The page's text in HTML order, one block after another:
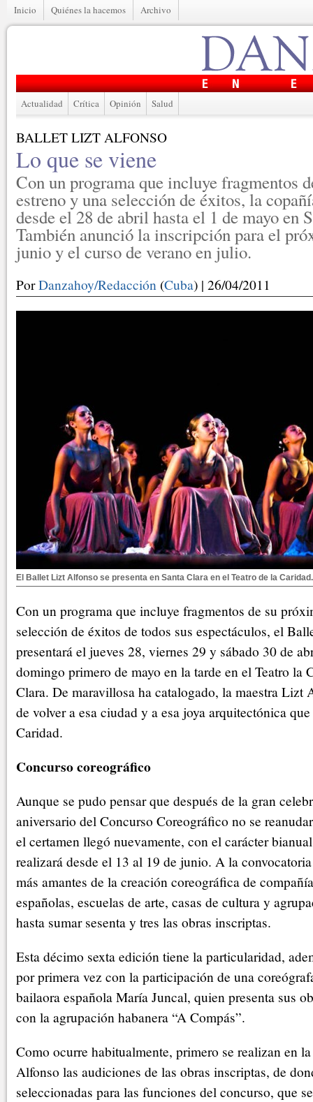
Inicio Quiénes la hacemos Archivo
Actualidad Crítica Opinión Salud
BALLET LIZT ALFONSO
Lo que se viene
Con un programa que incluye fragmentos
estreno y una selección de éxitos, la
desde el 28 de abril hasta el 1 de mayo en
También anunció la inscripción para el
junio y el curso de verano en julio.
PorDanzahoy/Redacción (Cuba) | 26/04/2011
El Ballet Lizt Alfonso se presenta en Santa Clara en el Teatro de la
Con un programa que incluye fragmentos de su
selección de éxitos de todos sus espectáculos, el
presentará el jueves 28, viernes 29 y sábado 30 de
domingo primero de mayo en la tarde en el Teatro la
Clara. De maravillosa ha catalogado, la maestra Lizt
de volver a esa ciudad y a esa joya arquitectónica
Caridad.
Concurso coreográfico
Aunque se pudo pensar que después de la gran
aniversario del Concurso Coreográfico no se
el certamen llegó nuevamente, con el carácter
realizará desde el 13 al 19 de junio. A la
más amantes de la creación coreográfica de
españolas, escuelas de arte, casas de cultura y
hasta sumar sesenta y tres las obras inscriptas.
Esta décimo sexta edición tiene la particularidad,
por primera vez con la participación de una
bailaora española María Juncal, quien presenta sus
con la agrupación habanera “A Compás”.
Como ocurre habitualmente, primero se realizan en
Alfonso las audiciones de las obras inscriptas, de
seleccionadas para las funciones del concurso, que